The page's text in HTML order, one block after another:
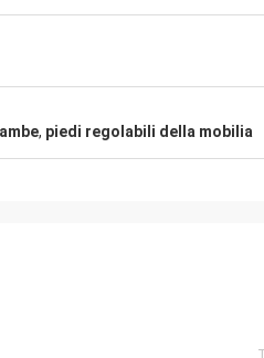
di estado di hemos,
, piedi regolabili della mobilia